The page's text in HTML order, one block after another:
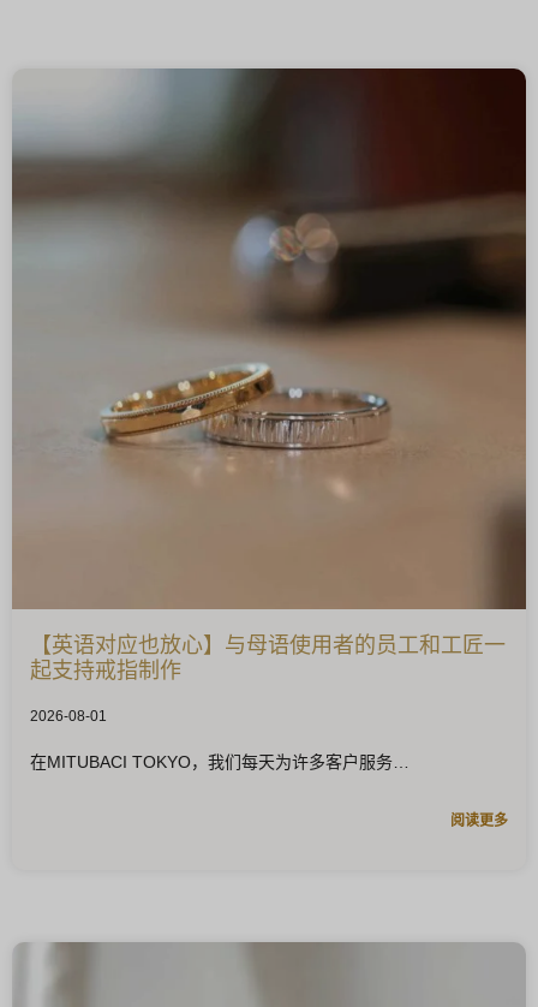
【英语对应也放心】与母语使用者的员工和工匠一
起支持戒指制作
2026-08-01
在MITUBACI TOKYO，我们每天为许多客户服务
阅读更多